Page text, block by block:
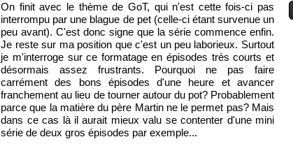
On finit avec le thème de GoT, qui n'est cette fois-ci pas
interrompu par une blague de pet (celle-ci étant survenue un
peu avant). C'est donc signe que la série commence enfin.
Je reste sur ma position que c'est un peu laborieux. Surtout
je m'interroge sur ce formatage en épisodes très courts et
désormais assez frustrants. Pourquoi ne pas faire
carrément des bons épisodes d'une heure et avancer
franchement au lieu de tourner autour du pot? Probablement
parce que la matière du père Martin ne le permet pas? Mais
dans ce cas là il aurait mieux valu se contenter d'une mini
série de deux gros épisodes par exemple...